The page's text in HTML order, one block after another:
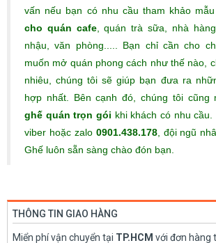
vấn nếu bạn có nhu cầu tham khảo mẫu
cho quán cafe, quán trà sữa, nhà
nhậu, văn phòng..... Bạn chỉ cần cho
muốn mở quán phong cách như thế nào,
nhiêu, chúng tôi sẽ giúp bạn đưa ra
hợp nhất. Bên cạnh đó, chúng tôi cũng
ghế quán trọn gói khi khách có nhu
viber hoặc zalo 0901.438.178, đội ngũ
Ghế luôn sẵn sàng chào đón bạn.
THÔNG TIN GIAO HÀNG
Miển phí vận chuyển tại TP.HCM với đơn hàng